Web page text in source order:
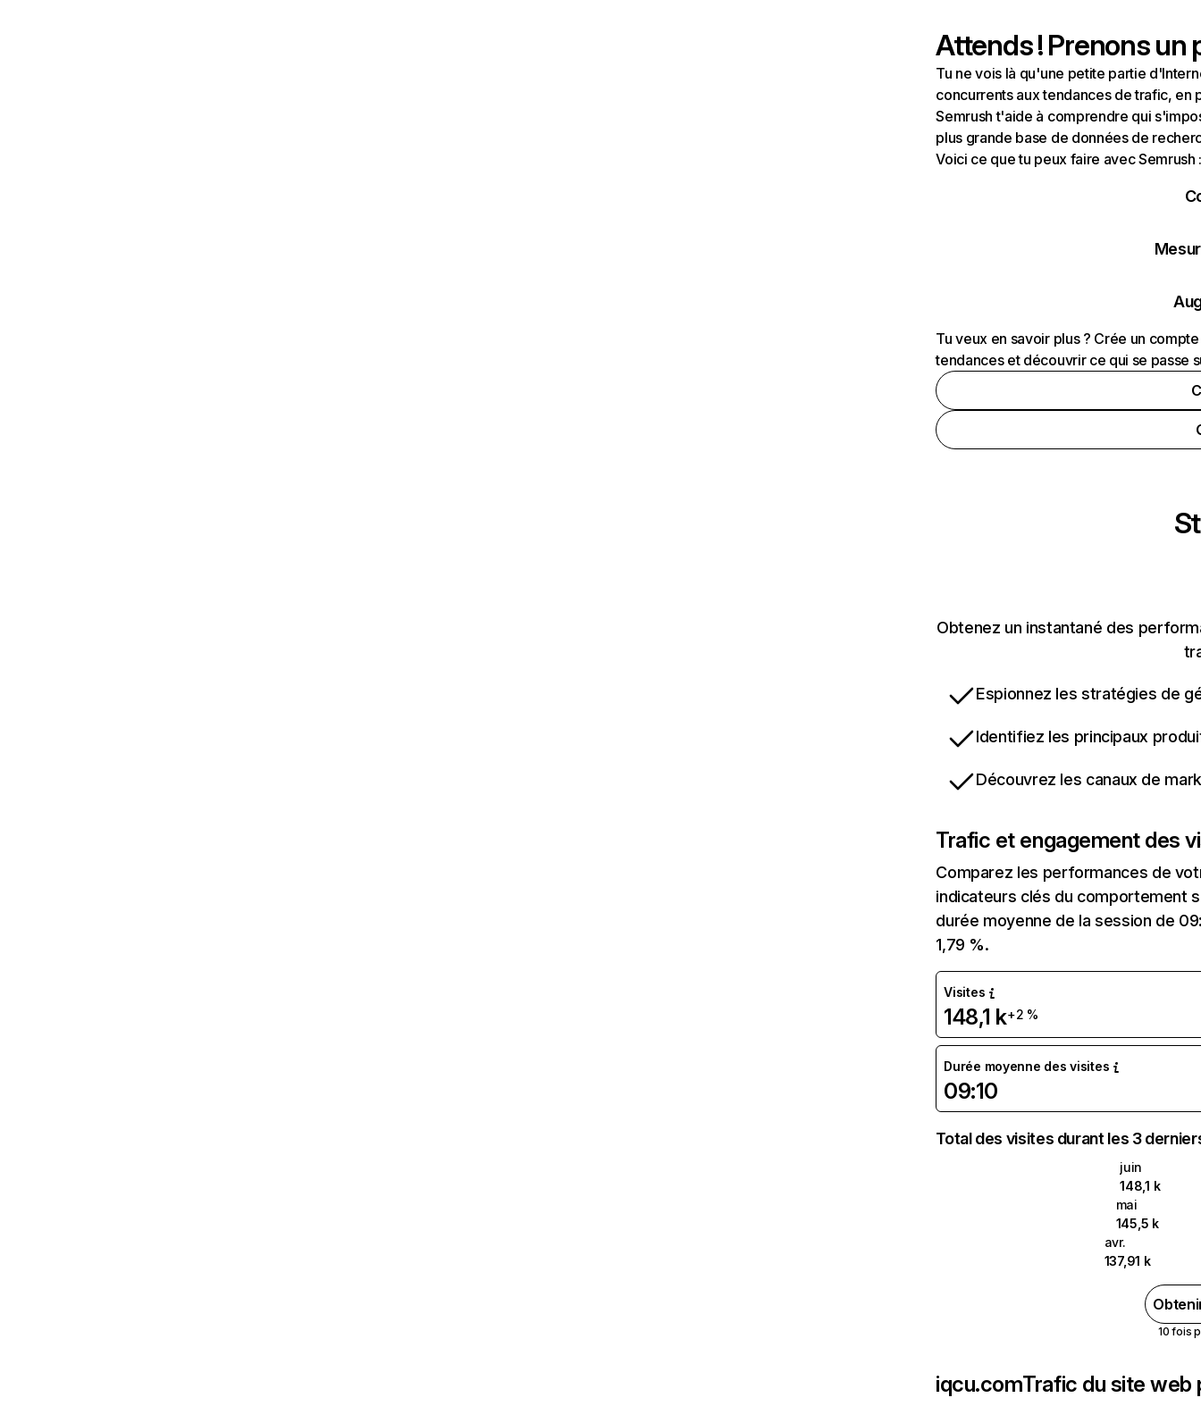
Attends ! Prenons un
Tu ne vois là qu'une petite partie
concurrents aux tendances de trafic, en
Semrush t'aide à comprendre qui
plus grande base de données de
Voici ce que tu peux faire avec Semrush
Tu veux en savoir plus ? Crée un
tendances et découvrir ce qui se passe
Obtenez un instantané des
Espionnez les stratégies de
Identifiez les principaux
Découvrez les canaux de
Trafic et engagement des
Comparez les performances de
indicateurs clés du comportement
durée moyenne de la session de
1,79 %.
Visites
148,1 k+2 %
Durée moyenne des visites
09:10
Total des visites durant les 3
juin
148,1 k
mai
145,5 k
avr.
137,91 k
10 fois
iqcu.comTrafic du site web